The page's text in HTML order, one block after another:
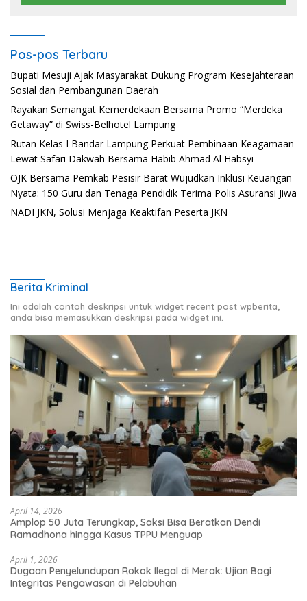
Pos-pos Terbaru
Bupati Mesuji Ajak Masyarakat Dukung Program Kesejahteraan
Sosial dan Pembangunan Daerah
Rayakan Semangat Kemerdekaan Bersama Promo “Merdeka
Getaway” di Swiss-Belhotel Lampung
Rutan Kelas I Bandar Lampung Perkuat Pembinaan Keagamaan
Lewat Safari Dakwah Bersama Habib Ahmad Al Habsyi
OJK Bersama Pemkab Pesisir Barat Wujudkan Inklusi Keuangan
Nyata: 150 Guru dan Tenaga Pendidik Terima Polis Asuransi Jiwa
NADI JKN, Solusi Menjaga Keaktifan Peserta JKN
Berita Kriminal
Ini adalah contoh deskripsi untuk widget recent post wpberita,
anda bisa memasukkan deskripsi pada widget ini.
April 14, 2026
Amplop 50 Juta Terungkap, Saksi Bisa Beratkan Dendi
Ramadhona hingga Kasus TPPU Menguap
April 1, 2026
Dugaan Penyelundupan Rokok Ilegal di Merak: Ujian Bagi
Integritas Pengawasan di Pelabuhan